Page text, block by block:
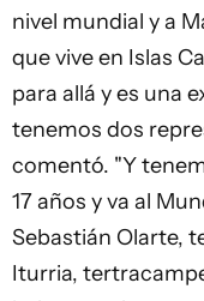
nivel mundial y a
que vive en Islas
para allá y es una
tenemos dos
comentó. "Y
17 años y va al
Sebastián Olarte,
Iturria,